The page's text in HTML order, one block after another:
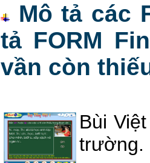
Mô tả các
tả FORM
vần còn
Bùi
trường.